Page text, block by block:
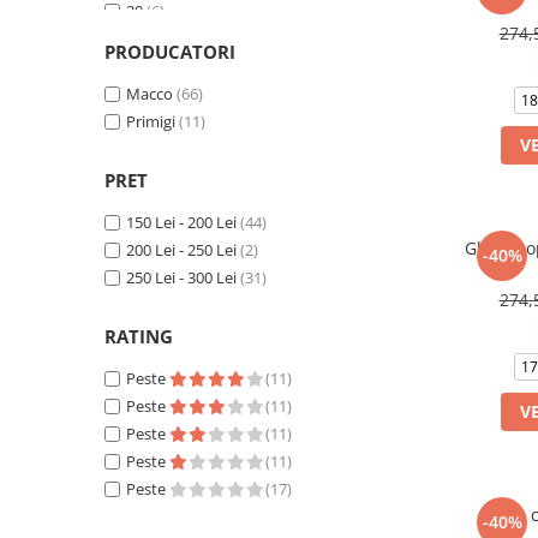
20 (6)
22 (5)
23(4)
24 (3)
PRODUCATORI
Macco (66)
Primigi(11)
PRET
150 Lei - 200 Lei(44)
200 Lei - 250 Lei(2)
250 Lei - 300 Lei(31)
RATING
Peste
(11)
Peste
(11)
Peste
(11)
Peste
(11)
Peste
(17)
18
-40%
Ghete
17
-40%
Ghete